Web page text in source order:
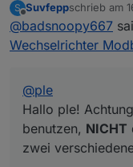
App
Das
Mein
kann
Bei
Auf
den
S
Offline
Suvfeppschrieb am
zuletzt
@badsnoopy667
Wechselrichter
@ple
Hallo ple!
benutzen, NICHT
zwei